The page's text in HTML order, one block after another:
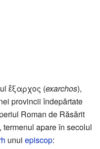
ἔξαρχος (exarchos),
provincii îndepărtate
Roman de Răsărit
apare în secolul
unui episcop: